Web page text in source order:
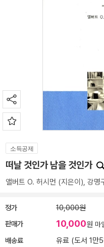
소득공제
떠날 것인가 남을 것인가
앨버트 O. 허시먼 (지은이), 강명
정가 10,000원
판매가 10,000원 마
배송료 유료 (도서 1만